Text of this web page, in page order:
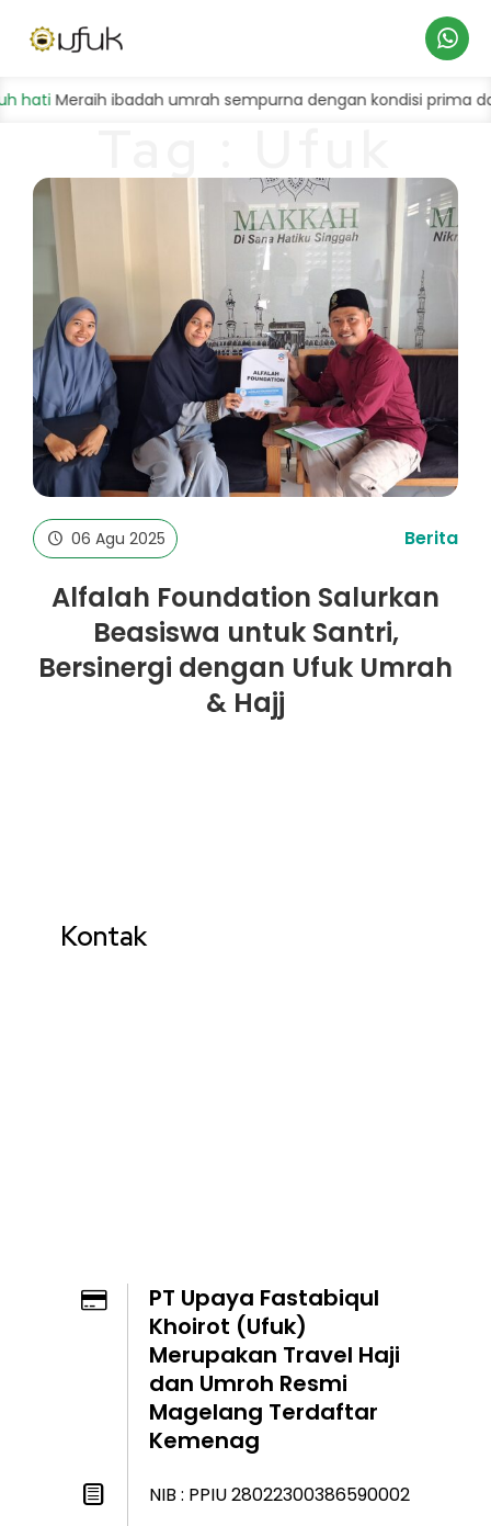
Meraih ibadah umrah sempurna dengan kondisi prima dan
Umrah & Hajj
06 Agu 2025 Berita
Alfalah Foundation Salurkan
Beasiswa untuk Santri,
Bersinergi dengan Ufuk Umrah
& Hajj
Kontak
PT Upaya Fastabiqul
Khoirot (Ufuk)
Merupakan Travel Haji
dan Umroh Resmi
Magelang Terdaftar
Kemenag
NIB : PPIU 28022300386590002